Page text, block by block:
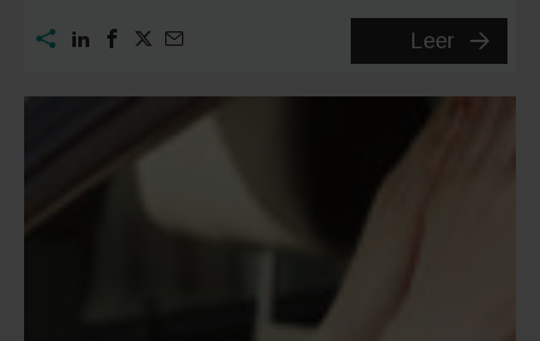
Leer
Cómo